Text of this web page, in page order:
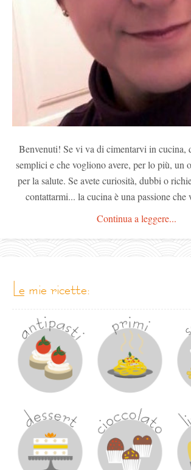
Benvenuti! Se vi va di cimentarvi in cucina,
semplici e che vogliono avere, per lo più, un
per la salute. Se avete curiosità, dubbi o
contattarmi... la cucina è una passione che
Continua a leggere...
le mie ricette: